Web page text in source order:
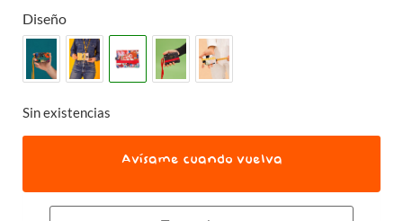
Diseño
Sin existencias
Avísame cuando vuelva